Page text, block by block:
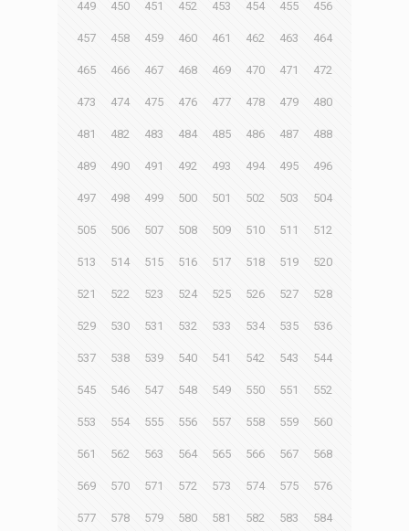
449 450 451 452 453 454 455 456
457 458 459 460 461 462 463 464
465 466 467 468 469 470 471 472
473 474 475 476 477 478 479 480
481 482 483 484 485 486 487 488
489 490 491 492 493 494 495 496
497 498 499 500 501 502 503 504
505 506 507 508 509 510 511 512
513 514 515 516 517 518 519 520
521 522 523 524 525 526 527 528
529 530 531 532 533 534 535 536
537 538 539 540 541 542 543 544
545 546 547 548 549 550 551 552
553 554 555 556 557 558 559 560
561 562 563 564 565 566 567 568
569 570 571 572 573 574 575 576
577 578 579 580 581 582 583 584